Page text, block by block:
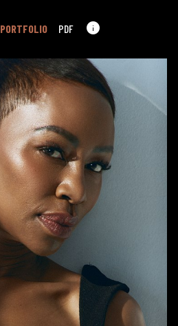
PORTFOLIO PDF 